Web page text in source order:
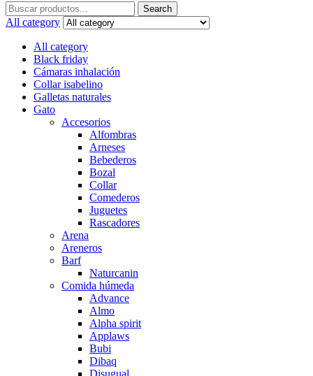
Search
for:
Search
All category
All category
Black friday
Cámaras inhalación
Collar isabelino
Galletas naturales
Gato
Accesorios
Alfombras
Arneses
Bebederos
Bozal
Collar
Comederos
Juguetes
Rascadores
Arena
Areneros
Barf
Naturcanin
Comida húmeda
Advance
Almo
Alpha spirit
Applaws
Bubi
Dibaq